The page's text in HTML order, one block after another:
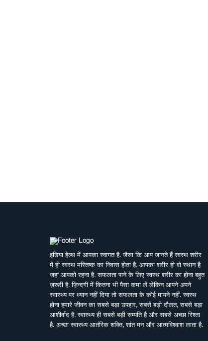
इंडिया हेल्थ में आपका स्वागत है. जैसा कि आप जानते हैं स्वस्थ शरीर
में ही स्वस्थ मस्तिष्क का निवास होता है. आपका शरीर ही वो स्थान है
जहां आपको रहना है. सफलता पाने के लिए स्वस्थ शरीर का होना बहुत
ज़रूरी है. ज़िन्दगी में कितना भी पैसा कमा लें लेकिन आपने अपने
स्वास्थ्य पर ध्यान नहीं दिया तो सफलता के कोई मायने नहीं. स्वस्थ
होना हमारे जीवन का सबसे बड़ा उपहार, सबसे बड़ी दौलत, सबसे बड़ा
आशीर्वाद है. स्वास्थ्य ही सबसे बड़ी सम्पति है और सबसे अच्छा रिश्ता
है. अच्छा स्वास्थ्य आतंरिक शक्ति, शांत मन और आत्मविश्वाश लाता है.